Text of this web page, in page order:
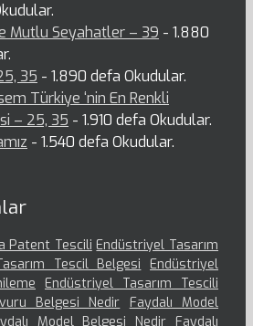
Mutlu Seyahatler – 39 - 1.880
35 - 1.890 defa Okudular.
Türkiye ‘nin En Renkli
– 25, 35 - 1.910 defa Okudular.
- 1.540 defa Okudular.
Patent Tescili Endüstriyel Tasarım
Tescil Belgesi
Endüstriyel
Endüstriyel Tasarım Tescili
Belgesi Nedir
Faydalı Model
Model Belgesi Nedir Faydalı